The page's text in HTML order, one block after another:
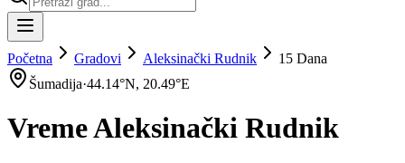
Početna Gradovi Aleksinački Rudnik
15 Dana
Šumadija·44.14°N, 20.49°E
VremeAleksinački Rudnik